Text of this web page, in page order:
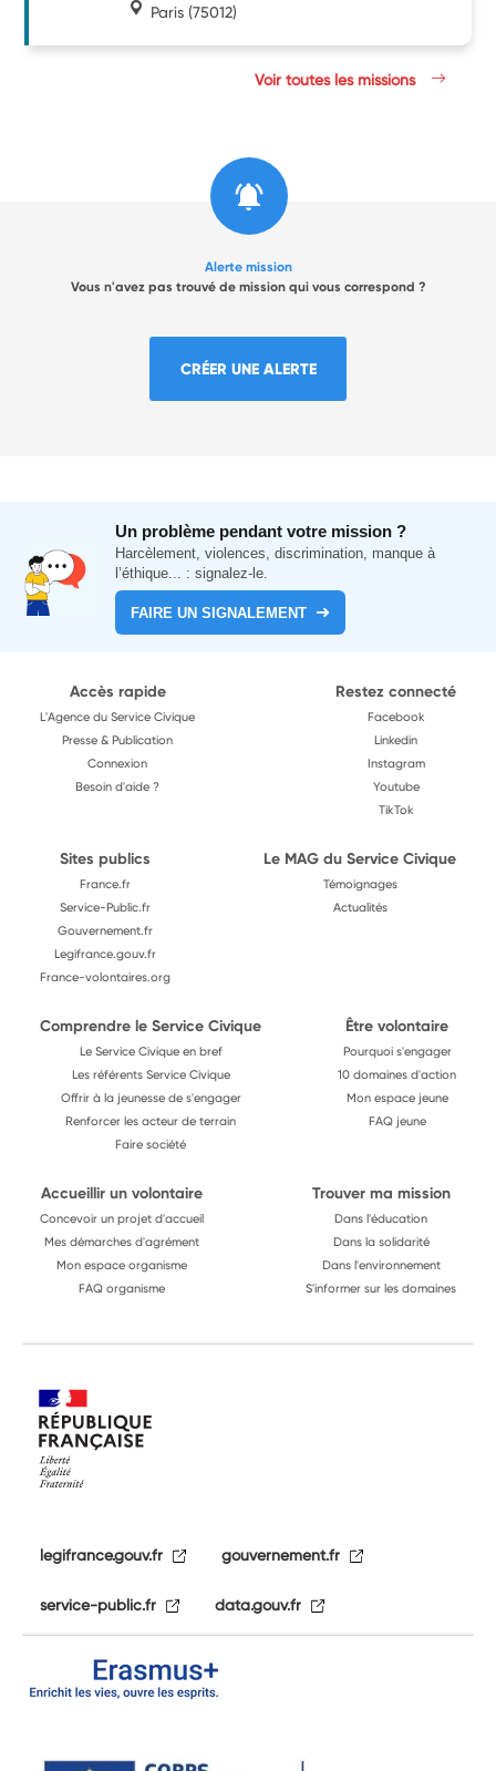
Paris (75012)
Voir toutes les missions
Alerte mission
Vous n'avez pas trouvé de mission qui vous correspond ?
CRÉER UNE ALERTE
Un problème pendant votre mission ?
Harcèlement, violences, discrimination, manque à
l’éthique... : signalez-le.
FAIRE UN SIGNALEMENT
Accès rapide
L'Agence du Service Civique
Presse & Publication
Connexion
Besoin d'aide ?
Restez connecté
Facebook
Linkedin
Instagram
Youtube
TikTok
Sites publics
France.fr
Service-Public.fr
Gouvernement.fr
Legifrance.gouv.fr
France-volontaires.org
Le MAG du Service Civique
Témoignages
Actualités
Comprendre le Service Civique
Le Service Civique en bref
Les référents Service Civique
Offrir à la jeunesse de s'engager
Renforcer les acteur de terrain
Faire société
Être volontaire
Pourquoi s'engager
10 domaines d'action
Mon espace jeune
FAQ jeune
Accueillir un volontaire
Concevoir un projet d'accueil
Mes démarches d'agrément
Mon espace organisme
FAQ organisme
Trouver ma mission
Dans l'éducation
Dans la solidarité
Dans l'environnement
S'informer sur les domaines
legifrance.gouv.fr gouvernement.fr
service-public.fr data.gouv.fr